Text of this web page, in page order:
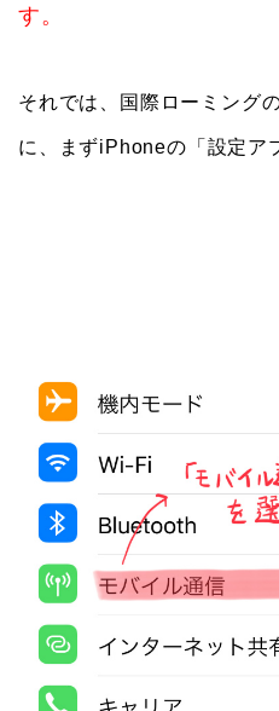
す。
それでは、国際ローミング
に、まずiPhoneの「設定ア